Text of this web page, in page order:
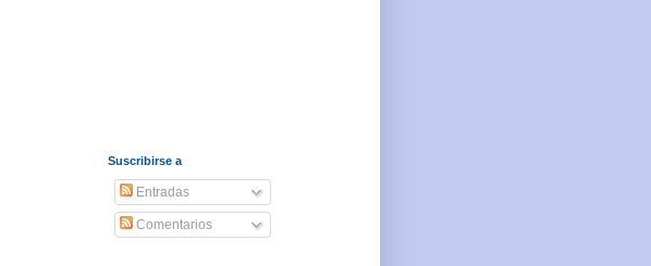
Suscribirse a
Entradas
Comentarios